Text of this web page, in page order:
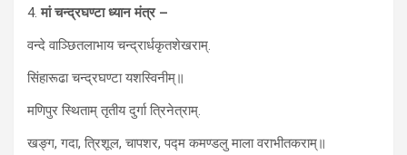
4.मां चन्द्रघण्टा ध्यान मंत्र –
वन्दे वाञ्छितलाभाय चन्द्रार्धकृतशेखराम्.
सिंहारूढा चन्द्रघण्टा यशस्विनीम्॥
मणिपुर स्थिताम् तृतीय दुर्गा त्रिनेत्राम्.
खङ्ग, गदा, त्रिशूल, चापशर, पद्म कमण्डलु माला वराभीतकराम्॥